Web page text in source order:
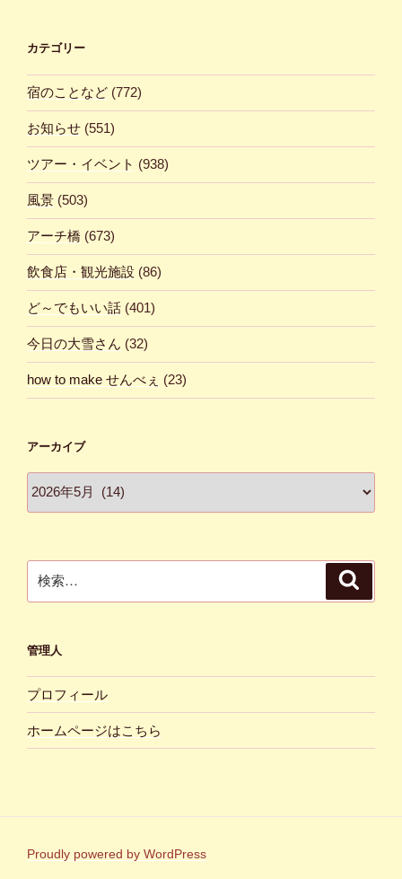
カテゴリー
宿のことなど (772)
お知らせ (551)
ツアー・イベント (938)
風景 (503)
アーチ橋 (673)
飲食店・観光施設 (86)
ど～でもいい話 (401)
今日の大雪さん (32)
how to make せんべぇ (23)
アーカイブ
索:
管理人
プロフィール
ホームページはこちら
Proudly powered by WordPress